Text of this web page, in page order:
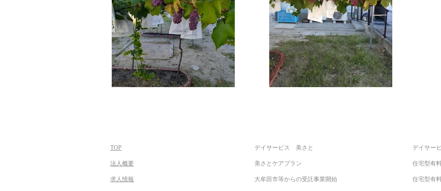
TOP
法人概要
求人情報
デイサービス 美さと
美さとケアプラン
大牟田市等からの受託事業開始
デイサ
住宅型有
住宅型有